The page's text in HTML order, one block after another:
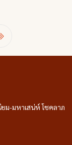
ยม-มหาเสน่ห์ โชคลาภ